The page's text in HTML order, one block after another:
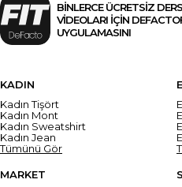
BİNLERCE ÜCRETSİZ
VİDEOLARI İÇİN
UYGULAMASINI
KADIN
Kadın Tişört
Kadın Mont
Kadın Sweatshirt
Kadın Jean
Tümünü Gör
MARKET